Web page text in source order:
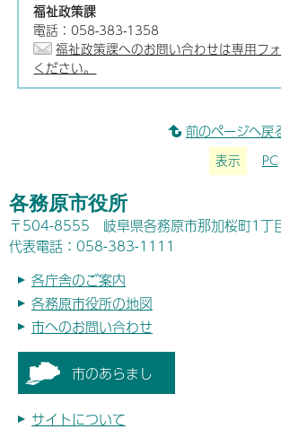
福祉政策課
電話：058-383-1358
福祉政策課へのお問い合わせは専用フ
ください。
前のページへ戻
表示 PC
各務原市役所
〒504-8555 岐阜県各務原市那加桜町1丁
代表電話：058-383-1111
各庁舎のご案内
各務原市役所の地図
市へのお問い合わせ
市のあらまし
サイトについて